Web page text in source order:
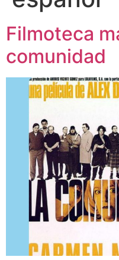
Filmoteca
comunidad